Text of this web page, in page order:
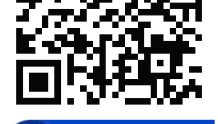
Quảng bá hình ảnh Đắk Lắk đến bạn bè trong nước và quốc tế
Mời tham gia Hội chợ triển lãm chuyên ngành Cà phê và sản
Kịch bản tăng trưởng kinh tế năm 2025: Khơi thông mọi nguồn
Đắk Lắk xây dựng kịch bản tăng trưởng kinh tế - xã hội năm
2025 đạt 8% trở lên